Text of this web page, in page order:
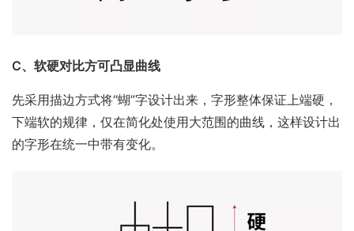
C、软硬对比方可凸显曲线
先采用描边方式将“蝴”字设计出来，字形整体保证上端硬，
下端软的规律，仅在简化处使用大范围的曲线，这样设计出
的字形在统一中带有变化。